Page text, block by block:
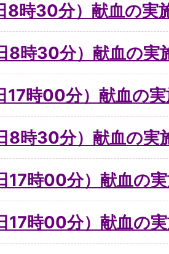
8時30分）献血の実
8時30分）献血の実
17時00分）献血の
8時30分）献血の実
17時00分）献血の
17時00分）献血の